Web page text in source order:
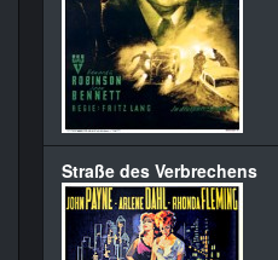
Straße des Verbrechens